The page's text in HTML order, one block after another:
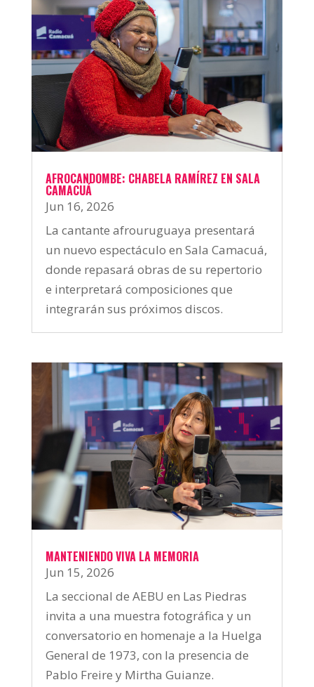
AFROCANDOMBE: CHABELA RAMÍREZ EN SALA
CAMACUÁ
Jun 16, 2026
La cantante afrouruguaya presentará
un nuevo espectáculo en Sala Camacuá,
donde repasará obras de su repertorio
e interpretará composiciones que
integrarán sus próximos discos.
MANTENIENDO VIVA LA MEMORIA
Jun 15, 2026
La seccional de AEBU en Las Piedras
invita a una muestra fotográfica y un
conversatorio en homenaje a la Huelga
General de 1973, con la presencia de
Pablo Freire y Mirtha Guianze.